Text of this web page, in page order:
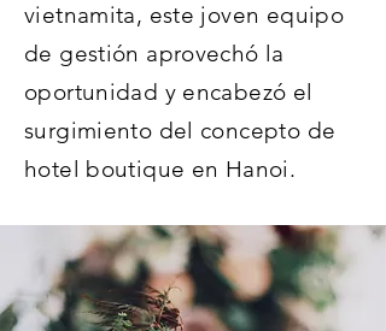
vietnamita, este joven equipo
de gestión aprovechó la
oportunidad y encabezó el
surgimiento del concepto de
hotel boutique en Hanoi.